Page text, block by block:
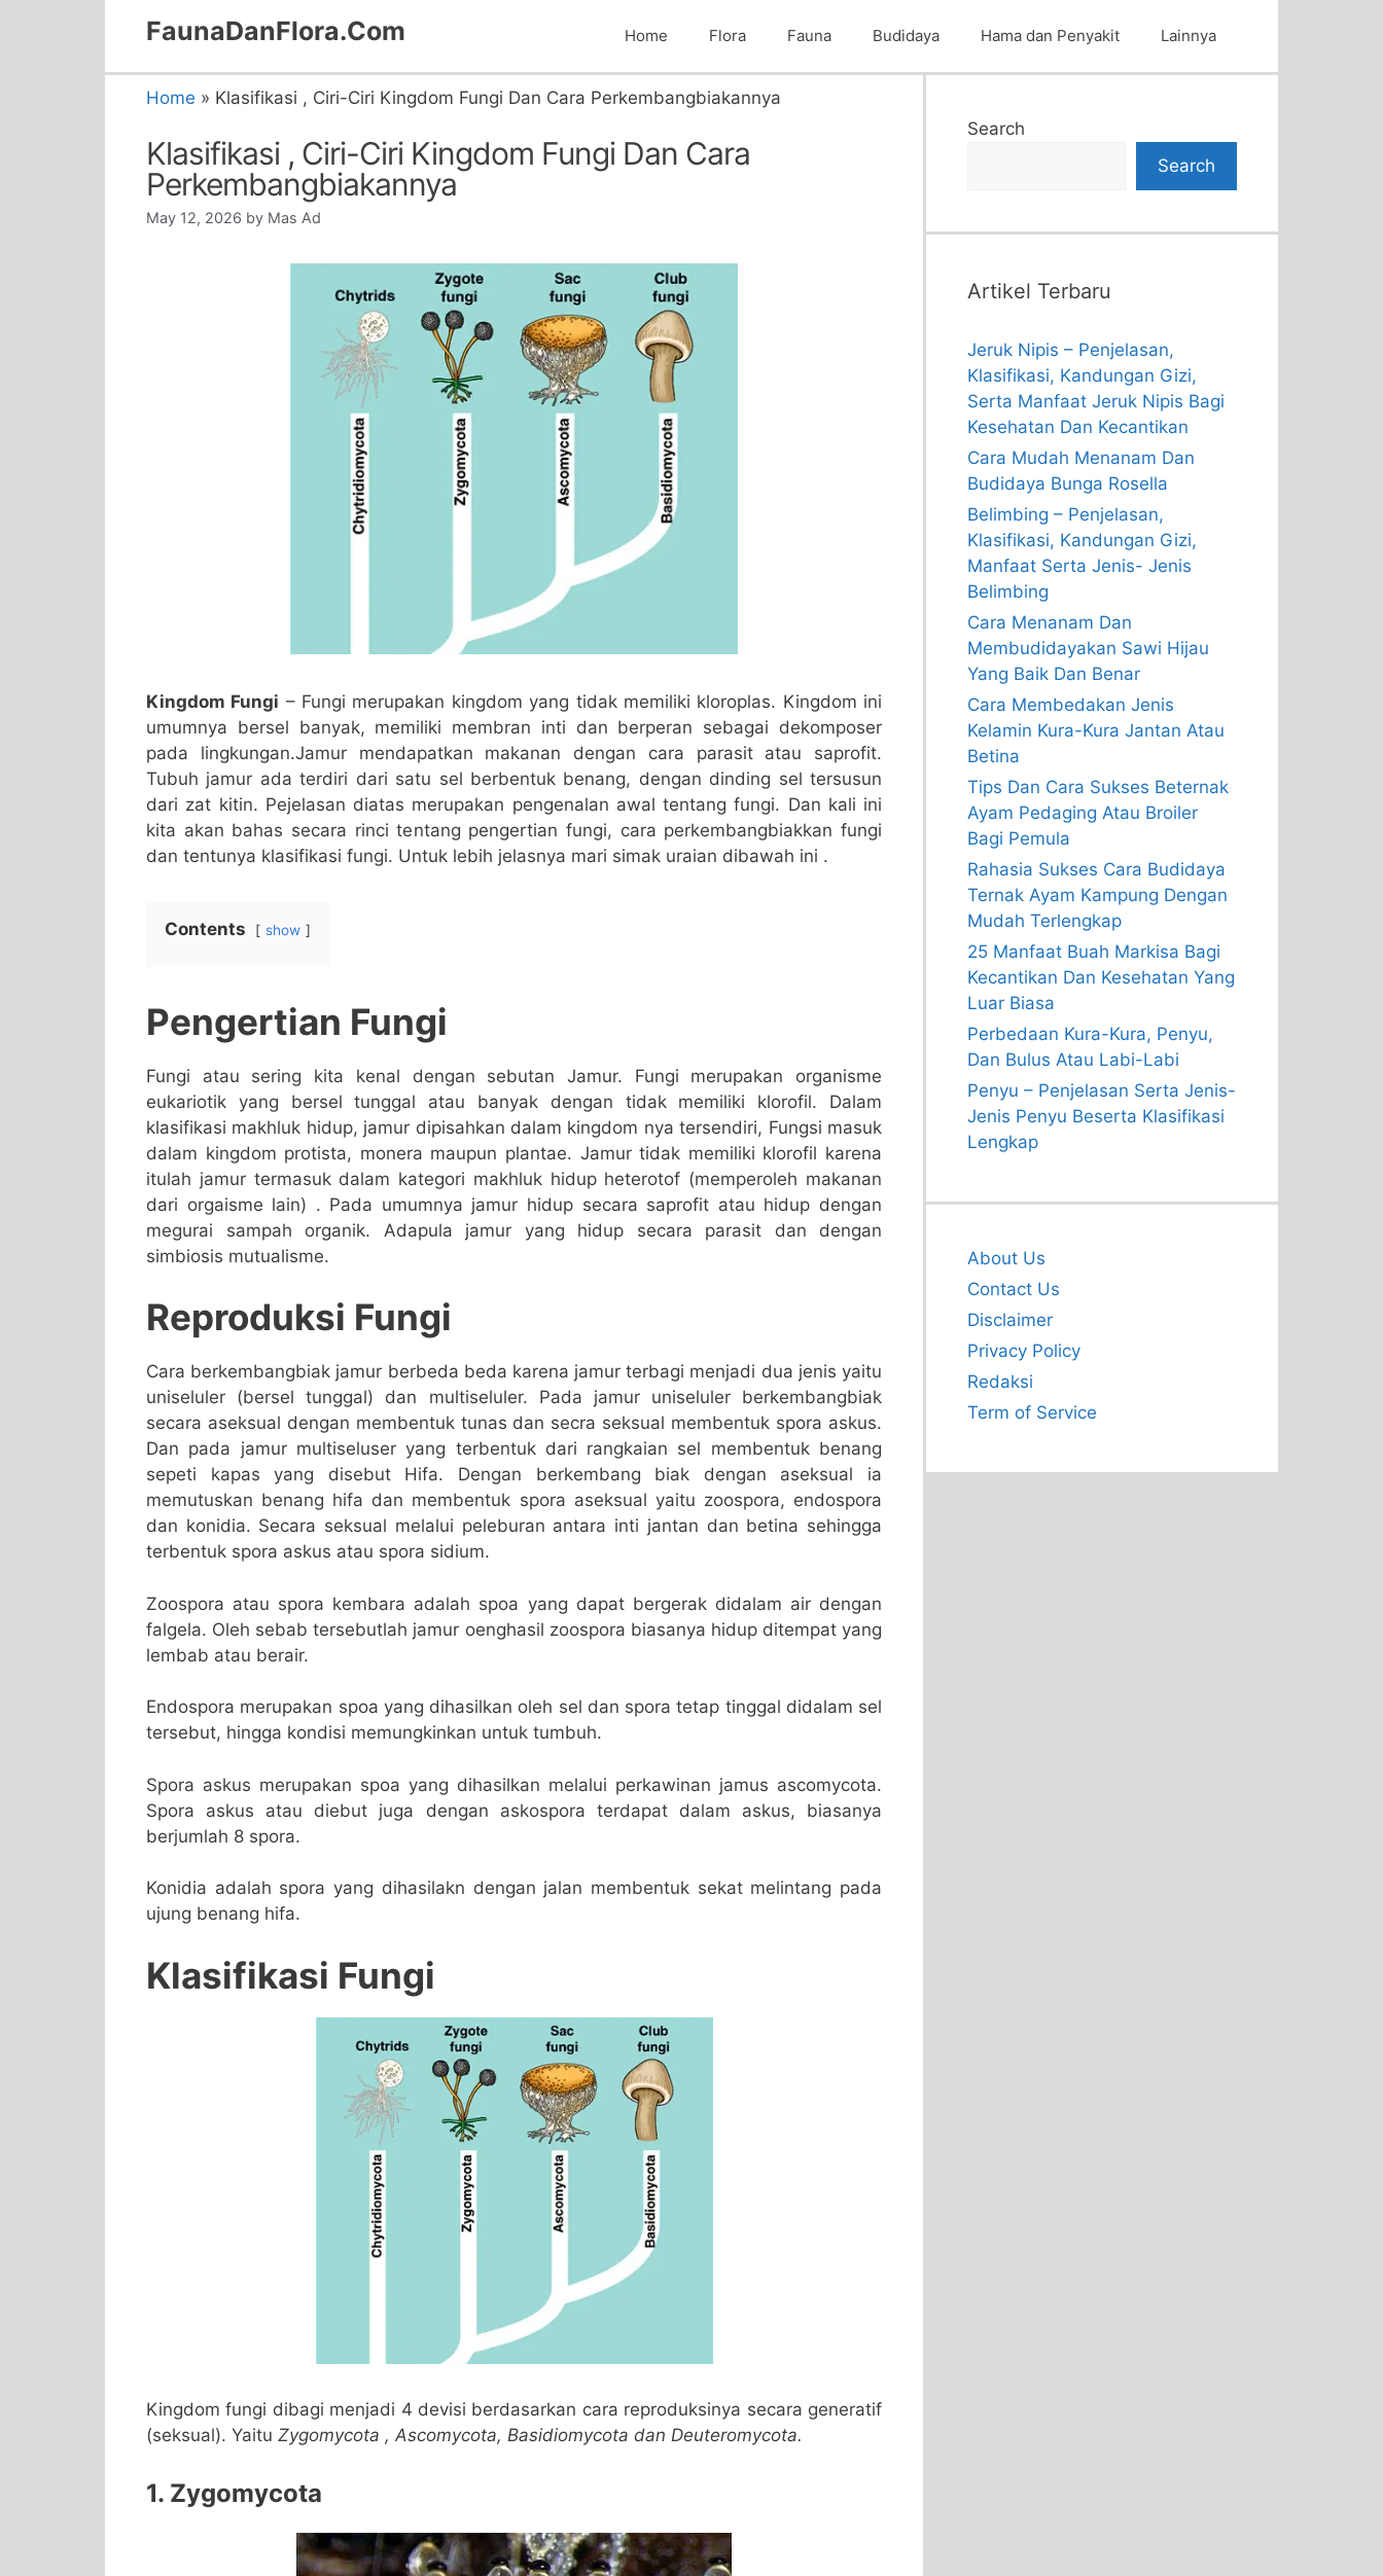
FaunaDanFlora.Com Home Flora Fauna Budidaya Hama dan Penyakit Lainnya
Home » Klasifikasi , Ciri-Ciri Kingdom Fungi Dan Cara Perkembangbiakannya
Klasifikasi , Ciri-Ciri Kingdom Fungi Dan Cara
Perkembangbiakannya
May 12, 2026 by Mas Ad
Kingdom Fungi – Fungi merupakan kingdom yang tidak memiliki kloroplas. Kingdom ini
umumnya bersel banyak, memiliki membran inti dan berperan sebagai dekomposer
pada lingkungan.Jamur mendapatkan makanan dengan cara parasit atau saprofit.
Tubuh jamur ada terdiri dari satu sel berbentuk benang, dengan dinding sel tersusun
dari zat kitin. Pejelasan diatas merupakan pengenalan awal tentang fungi. Dan kali ini
kita akan bahas secara rinci tentang pengertian fungi, cara perkembangbiakkan fungi
dan tentunya klasifikasi fungi. Untuk lebih jelasnya mari simak uraian dibawah ini .
Contents show
Pengertian Fungi
Fungi atau sering kita kenal dengan sebutan Jamur. Fungi merupakan organisme
eukariotik yang bersel tunggal atau banyak dengan tidak memiliki klorofil. Dalam
klasifikasi makhluk hidup, jamur dipisahkan dalam kingdom nya tersendiri, Fungsi masuk
dalam kingdom protista, monera maupun plantae. Jamur tidak memiliki klorofil karena
itulah jamur termasuk dalam kategori makhluk hidup heterotof (memperoleh makanan
dari orgaisme lain) . Pada umumnya jamur hidup secara saprofit atau hidup dengan
megurai sampah organik. Adapula jamur yang hidup secara parasit dan dengan
simbiosis mutualisme.
Reproduksi Fungi
Cara berkembangbiak jamur berbeda beda karena jamur terbagi menjadi dua jenis yaitu
uniseluler (bersel tunggal) dan multiseluler. Pada jamur uniseluler berkembangbiak
secara aseksual dengan membentuk tunas dan secra seksual membentuk spora askus.
Dan pada jamur multiseluser yang terbentuk dari rangkaian sel membentuk benang
sepeti kapas yang disebut Hifa. Dengan berkembang biak dengan aseksual ia
memutuskan benang hifa dan membentuk spora aseksual yaitu zoospora, endospora
dan konidia. Secara seksual melalui peleburan antara inti jantan dan betina sehingga
terbentuk spora askus atau spora sidium.
Zoospora atau spora kembara adalah spoa yang dapat bergerak didalam air dengan
falgela. Oleh sebab tersebutlah jamur oenghasil zoospora biasanya hidup ditempat yang
lembab atau berair.
Endospora merupakan spoa yang dihasilkan oleh sel dan spora tetap tinggal didalam sel
tersebut, hingga kondisi memungkinkan untuk tumbuh.
Spora askus merupakan spoa yang dihasilkan melalui perkawinan jamus ascomycota.
Spora askus atau diebut juga dengan askospora terdapat dalam askus, biasanya
berjumlah 8 spora.
Konidia adalah spora yang dihasilakn dengan jalan membentuk sekat melintang pada
ujung benang hifa.
Klasifikasi Fungi
Kingdom fungi dibagi menjadi 4 devisi berdasarkan cara reproduksinya secara generatif
(seksual). Yaitu Zygomycota , Ascomycota, Basidiomycota dan Deuteromycota.
1. Zygomycota
Search
Search
Artikel Terbaru
Jeruk Nipis – Penjelasan,
Klasifikasi, Kandungan Gizi,
Serta Manfaat Jeruk Nipis Bagi
Kesehatan Dan Kecantikan
Cara Mudah Menanam Dan
Budidaya Bunga Rosella
Belimbing – Penjelasan,
Klasifikasi, Kandungan Gizi,
Manfaat Serta Jenis- Jenis
Belimbing
Cara Menanam Dan
Membudidayakan Sawi Hijau
Yang Baik Dan Benar
Cara Membedakan Jenis
Kelamin Kura-Kura Jantan Atau
Betina
Tips Dan Cara Sukses Beternak
Ayam Pedaging Atau Broiler
Bagi Pemula
Rahasia Sukses Cara Budidaya
Ternak Ayam Kampung Dengan
Mudah Terlengkap
25 Manfaat Buah Markisa Bagi
Kecantikan Dan Kesehatan Yang
Luar Biasa
Perbedaan Kura-Kura, Penyu,
Dan Bulus Atau Labi-Labi
Penyu – Penjelasan Serta Jenis-
Jenis Penyu Beserta Klasifikasi
Lengkap
About Us
Contact Us
Disclaimer
Privacy Policy
Redaksi
Term of Service